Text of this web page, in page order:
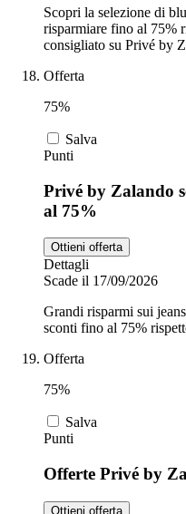
Scopri la selezione di
risparmiare fino al 75%
consigliato su Privé by
Offerta
75%
Salva
Punti
Privé by Zalando
al 75%
Ottieni offerta
Dettagli
Scade il 17/09/2026
Grandi risparmi sui
sconti fino al 75%
Offerta
75%
Salva
Punti
Offerte Privé by
Ottieni offerta